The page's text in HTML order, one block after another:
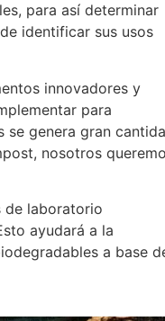
para así determinar
identificar sus usos
innovadores y
para
se genera gran
nosotros
de laboratorio
ayudará a la
a base